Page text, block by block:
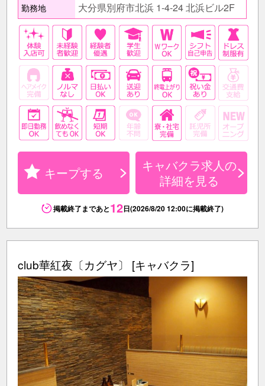
勤務地 大分県別府市北浜 1-4-24 北浜ビル2F
キープする
キャバクラ求人の
詳細を見る
掲載終了まであと12日(2026/8/20 12:00に掲載終了)
club華紅夜〔カグヤ〕 [キャバクラ]